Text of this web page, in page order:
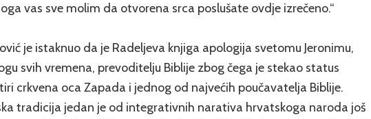
vas sve molim da otvorena srca poslušate ovdje izrečeno.“
je istaknuo da je Radeljeva knjiga apologija svetomu Jeronimu,
svih vremena, prevoditelju Biblije zbog čega je stekao status
crkvena oca Zapada i jednog od najvećih poučavatelja Biblije.
tradicija jedan je od integrativnih narativa hrvatskoga naroda još